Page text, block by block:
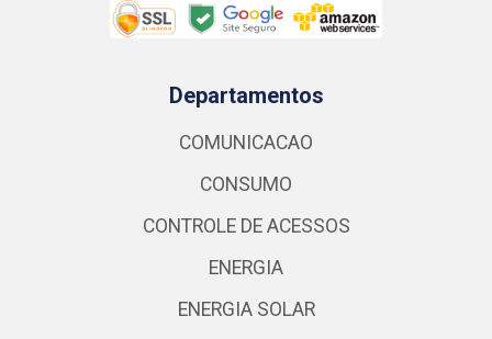
Departamentos
COMUNICACAO
CONSUMO
CONTROLE DE ACESSOS
ENERGIA
ENERGIA SOLAR